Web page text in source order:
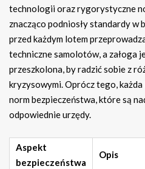
technologii oraz rygorystyczne
znacząco podniosły standardy w
przed każdym lotem
techniczne samolotów, a załoga
przeszkolona, by radzić sobie z
kryzysowymi. Oprócz tego,
norm bezpieczeństwa, które są
odpowiednie urzędy.
Aspekt
bezpieczeństwa
Opis